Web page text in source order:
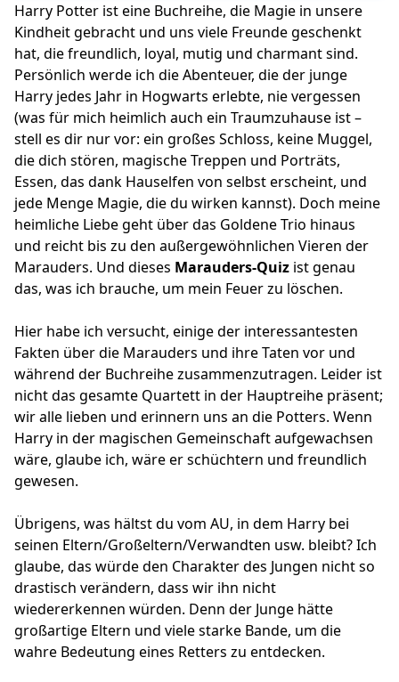
Harry Potter ist eine Buchreihe, die Magie in unsere
Kindheit gebracht und uns viele Freunde geschenkt
hat, die freundlich, loyal, mutig und charmant sind.
Persönlich werde ich die Abenteuer, die der junge
Harry jedes Jahr in Hogwarts erlebte, nie vergessen
(was für mich heimlich auch ein Traumzuhause ist –
stell es dir nur vor: ein großes Schloss, keine Muggel,
die dich stören, magische Treppen und Porträts,
Essen, das dank Hauselfen von selbst erscheint, und
jede Menge Magie, die du wirken kannst). Doch meine
heimliche Liebe geht über das Goldene Trio hinaus
und reicht bis zu den außergewöhnlichen Vieren der
Marauders. Und dieses Marauders-Quiz ist genau
das, was ich brauche, um mein Feuer zu löschen.
Hier habe ich versucht, einige der interessantesten
Fakten über die Marauders und ihre Taten vor und
während der Buchreihe zusammenzutragen. Leider ist
nicht das gesamte Quartett in der Hauptreihe präsent;
wir alle lieben und erinnern uns an die Potters. Wenn
Harry in der magischen Gemeinschaft aufgewachsen
wäre, glaube ich, wäre er schüchtern und freundlich
gewesen.
Übrigens, was hältst du vom AU, in dem Harry bei
seinen Eltern/Großeltern/Verwandten usw. bleibt? Ich
glaube, das würde den Charakter des Jungen nicht so
drastisch verändern, dass wir ihn nicht
wiedererkennen würden. Denn der Junge hätte
großartige Eltern und viele starke Bande, um die
wahre Bedeutung eines Retters zu entdecken.